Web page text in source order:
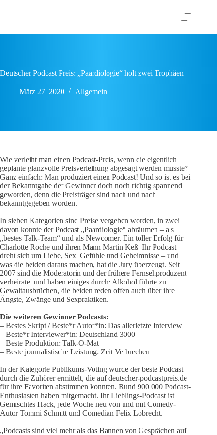
Deutscher Podcast Preis: „Paardiologie“ holt zwei Trophäen
März 27, 2020 Allgemein
Wie verleiht man einen Podcast-Preis, wenn die eigentlich
geplante glanzvolle Preisverleihung abgesagt werden musste?
Ganz einfach: Man produziert einen Podcast! Und so ist es bei
der Bekanntgabe der Gewinner doch noch richtig spannend
geworden, denn die Preisträger sind nach und nach
bekanntgegeben worden.
In sieben Kategorien sind Preise vergeben worden, in zwei
davon konnte der Podcast „Paardiologie“ abräumen – als
„bestes Talk-Team“ und als Newcomer. Ein toller Erfolg für
Charlotte Roche und ihren Mann Martin Keß. Ihr Podcast
dreht sich um Liebe, Sex, Gefühle und Geheimnisse – und
was die beiden daraus machen, hat die Jury überzeugt. Seit
2007 sind die Moderatorin und der frühere Fernsehproduzent
verheiratet und haben einiges durch: Alkohol führte zu
Gewaltausbrüchen, die beiden reden offen auch über ihre
Ängste, Zwänge und Sexpraktiken.
Die weiteren Gewinner-Podcasts:
– Bestes Skript / Beste*r Autor*in: Das allerletzte Interview
– Beste*r Interviewer*in: Deutschland 3000
– Beste Produktion: Talk-O-Mat
– Beste journalistische Leistung: Zeit Verbrechen
In der Kategorie Publikums-Voting wurde der beste Podcast
durch die Zuhörer ermittelt, die auf deutscher-podcastpreis.de
für ihre Favoriten abstimmen konnten. Rund 900 000 Podcast-
Enthusiasten haben mitgemacht. Ihr Lieblings-Podcast ist
Gemischtes Hack, jede Woche neu von und mit Comedy-
Autor Tommi Schmitt und Comedian Felix Lobrecht.
„Podcasts sind viel mehr als das Bannen von Gesprächen auf